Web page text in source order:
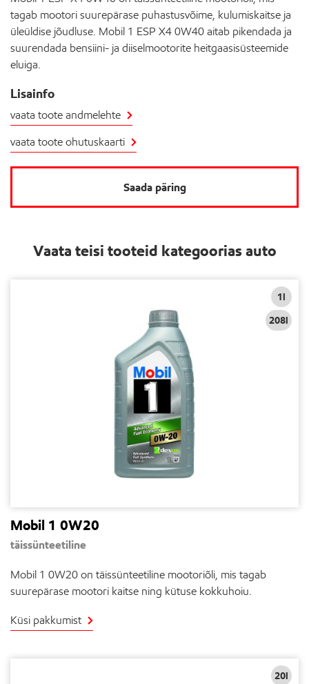
tagab mootori suurepärase puhastusvõime, kulumiskaitse ja
üleüldise jõudluse. Mobil 1 ESP X4 0W40 aitab pikendada ja
suurendada bensiini- ja diiselmootorite heitgaasisüsteemide
eluiga.
Lisainfo
vaata toote andmelehte
vaata toote ohutuskaarti
Saada päring
Vaata teisi tooteid kategoorias auto
1l
208l
Mobil 1 0W20
täissünteetiline
Mobil 1 0W20 on täissünteetiline mootoriõli, mis tagab
suurepärase mootori kaitse ning kütuse kokkuhoiu.
Küsi pakkumist
20l